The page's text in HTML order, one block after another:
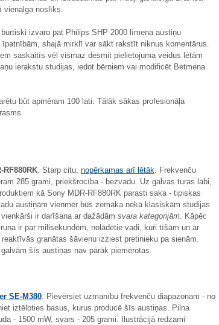
vienalga noslīks.
izvaro pat Philips SHP 2000 līmeņa austiņu
shajā mirklī var sākt rakstīt niknus komentārus.
saskaitīs vēl vismaz desmit pielietojuma veidus lētām
ierakstu studijas, iedot bērniem vai modificēt Betmena
būt apmēram 100 lati. Tālāk sākas profesionāļa
RF880RK. Starp citu, nopērkamas arī lētāk. Frekvenču
285 grami, priekšrocība - bezvadu. Uz galvas turas labi,
kā Sony MDR-RF880RK parasti saka - tipiskas
austiņām vienmēr būs zemāka nekā klasiskām studijas
ir darīšana ar dažādām svara kategorijām. Kāpēc
ir par milisekundēm, nolādētie vadi, kuri tīšām un ar
granātas šāvienu izziest pretinieku pa sienām.
šīs austiņas nav pārāk piemērotas.
SE-M380. Pievērsiet uzmanību frekvenču diapazonam - no
iztēloties basus, kurus producē šīs austiņas. Pilna
- 1500 mW, svars - 205 grami. Ilustrācijā redzami